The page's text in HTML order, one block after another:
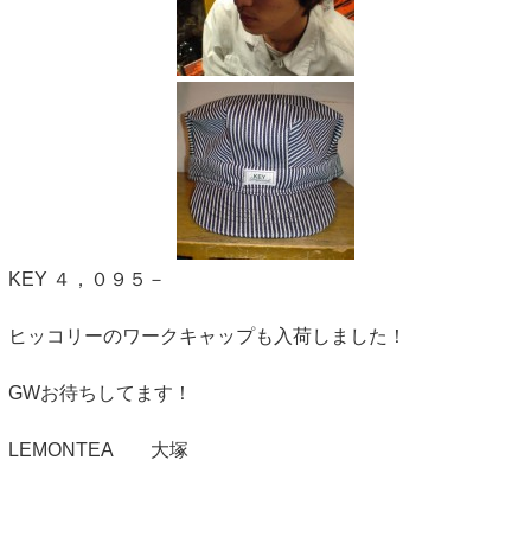
KEY ４，０９５－
ヒッコリーのワークキャップも入荷しました！
GWお待ちしてます！
LEMONTEA 大塚